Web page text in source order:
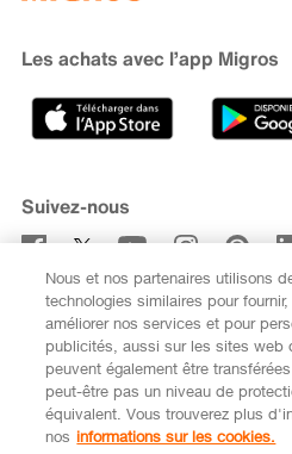
Recherche de magasin
Banque Migros
Carrière
Sponsoring
Médias
Code de conduite et signalement
Les achats avec l’app Migros
Suivez-nous
S’abonner à la
FR
Nous et nos partenaires utilisons
technologies similaires pour
améliorer nos services et pour
publicités, aussi sur les sites web
peuvent également être
peut-être pas un niveau de
équivalent. Vous trouverez plus
nos informations sur les cookies.